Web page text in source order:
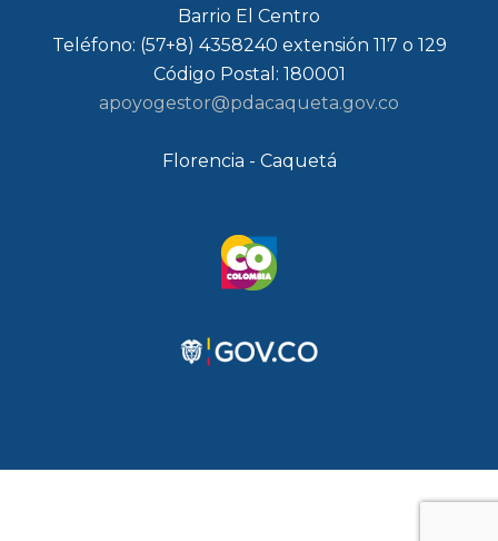
Barrio El Centro
Teléfono: (57+8) 4358240 extensión 117 o 129
Código Postal: 180001
apoyogestor@pdacaqueta.gov.co
Florencia - Caquetá